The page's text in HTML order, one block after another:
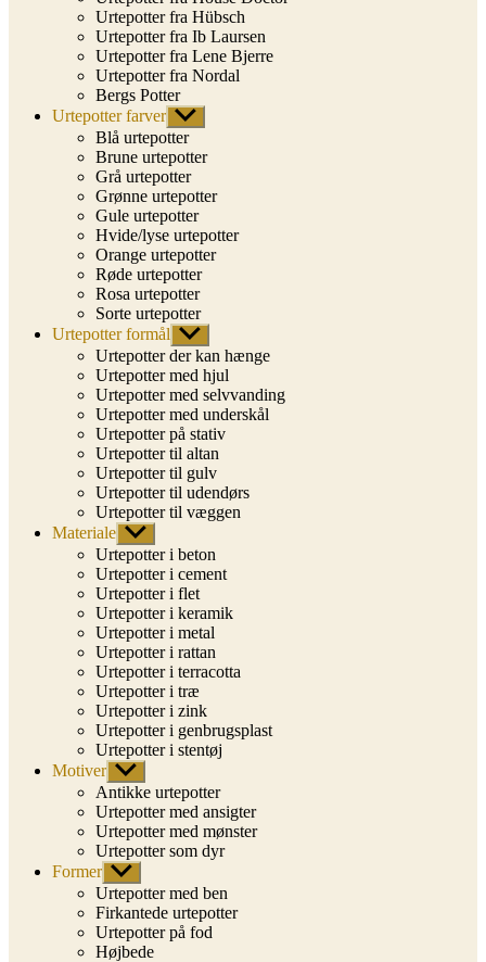
Urtepotter fra Hübsch
Urtepotter fra Ib Laursen
Urtepotter fra Lene Bjerre
Urtepotter fra Nordal
Bergs Potter
Urtepotter farver Vis
undermenu
Blå urtepotter
Brune urtepotter
Grå urtepotter
Grønne urtepotter
Gule urtepotter
Hvide/lyse urtepotter
Orange urtepotter
Røde urtepotter
Rosa urtepotter
Sorte urtepotter
Urtepotter formål Vis
undermenu
Urtepotter der kan hænge
Urtepotter med hjul
Urtepotter med selvvanding
Urtepotter med underskål
Urtepotter på stativ
Urtepotter til altan
Urtepotter til gulv
Urtepotter til udendørs
Urtepotter til væggen
Materiale Vis
undermenu
Urtepotter i beton
Urtepotter i cement
Urtepotter i flet
Urtepotter i keramik
Urtepotter i metal
Urtepotter i rattan
Urtepotter i terracotta
Urtepotter i træ
Urtepotter i zink
Urtepotter i genbrugsplast
Urtepotter i stentøj
Motiver Vis
undermenu
Antikke urtepotter
Urtepotter med ansigter
Urtepotter med mønster
Urtepotter som dyr
Former Vis
undermenu
Urtepotter med ben
Firkantede urtepotter
Urtepotter på fod
Højbede